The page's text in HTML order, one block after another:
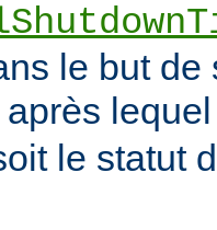
le but
après
le statut